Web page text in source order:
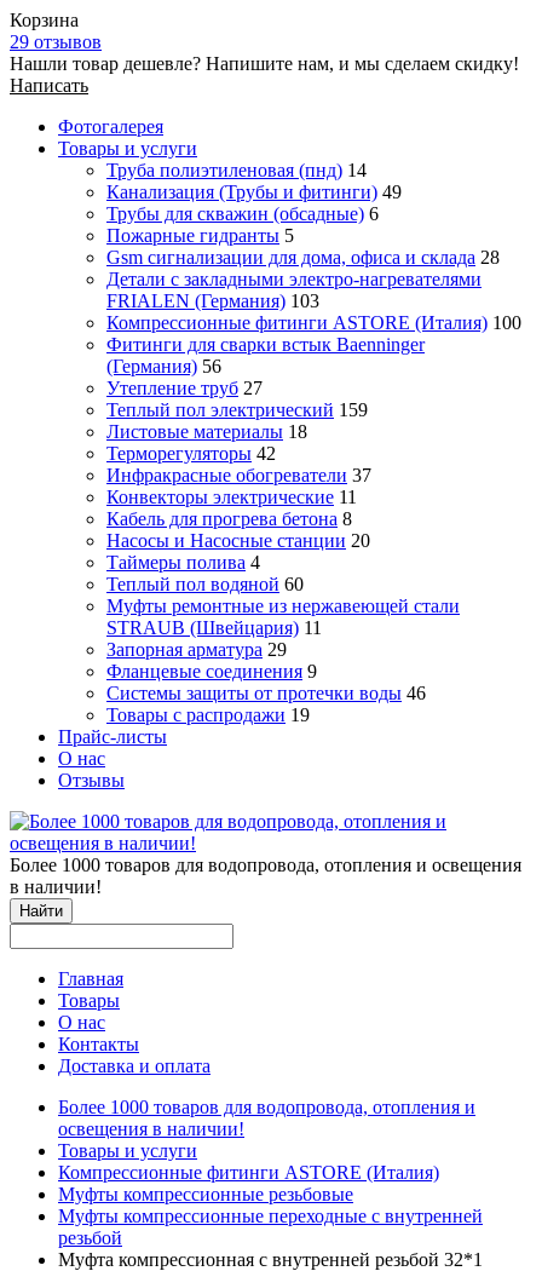
Корзина
29 отзывов
Нашли товар дешевле? Напишите нам, и мы сделаем скидку!
Написать
Фотогалерея
Товары и услуги
Труба полиэтиленовая (пнд) 14
Канализация (Трубы и фитинги) 49
Трубы для скважин (обсадные) 6
Пожарные гидранты 5
Gsm сигнализации для дома, офиса и склада 28
Детали с закладными электро-нагревателями
FRIALEN (Германия) 103
Компрессионные фитинги ASTORE (Италия) 100
Фитинги для сварки встык Baenninger
(Германия) 56
Утепление труб 27
Теплый пол электрический 159
Листовые материалы 18
Терморегуляторы 42
Инфракрасные обогреватели 37
Конвекторы электрические 11
Кабель для прогрева бетона 8
Насосы и Насосные станции 20
Таймеры полива 4
Теплый пол водяной 60
Муфты ремонтные из нержавеющей стали
STRAUB (Швейцария) 11
Запорная арматура 29
Фланцевые соединения 9
Системы защиты от протечки воды 46
Товары с распродажи 19
Прайс-листы
О нас
Отзывы
Более 1000 товаров для водопровода, отопления и освещения
в наличии!
Найти
Главная
Товары
О нас
Контакты
Доставка и оплата
Более 1000 товаров для водопровода, отопления и
освещения в наличии!
Товары и услуги
Компрессионные фитинги ASTORE (Италия)
Муфты компрессионные резьбовые
Муфты компрессионные переходные с внутренней
резьбой
Муфта компрессионная с внутренней резьбой 32*1